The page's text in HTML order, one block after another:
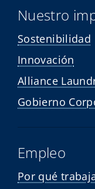
Nuestro
Sostenibilidad
Innovación
Alliance
Gobierno
Empleo
Por qué